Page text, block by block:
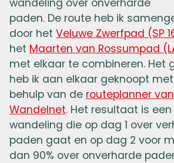
paden. De route heb ik
door het Veluwe Zwerfpad (SP
het Maarten van Rossumpad
met elkaar te combineren. Het
heb ik aan elkaar geknoopt met
behulp van de routeplanner van
Wandelnet. Het resultaat is een
wandeling die op dag 1 over
paden gaat en op dag 2 voor
dan 90% over onverharde